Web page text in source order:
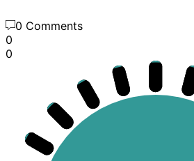
0 Comments
0
0